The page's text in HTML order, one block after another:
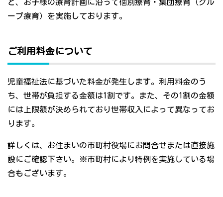
ど、お子様の療育計画に沿って個別療育・集団療育（グル
ープ療育）を実施しております。
ご利用料金について
児童福祉法に基づいた料金が発生します。利用料金のう
ち、世帯が負担する金額は1割です。また、その1割の金額
には上限額が決められており世帯収入によって異なってお
ります。
詳しくは、お住まいの市町村役場にお問合せまたは直接施
設にご確認下さい。※市町村により特例を実施している場
合もございます。